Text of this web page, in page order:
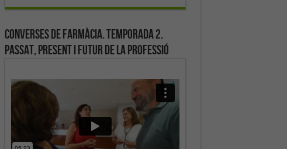
Converses de farmàcia. Temporada 2.
Passat, present i futur de la professió